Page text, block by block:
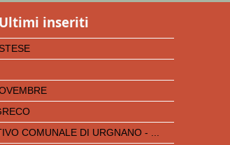
Ultimi inseriti
COMUNALE DI URGNANO - ...